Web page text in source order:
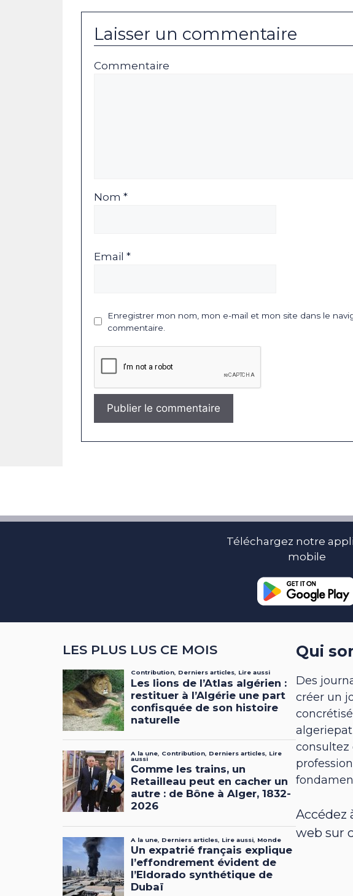
Laisser un commentaire
Commentaire
Nom *
Email *
Enregistrer mon nom, mon e-mail et mon site dans le
commentaire.
Téléchargez notre
mobile
LES PLUS LUS CE MOIS Qui
Des
créer un
consultez
Accédez
web sur